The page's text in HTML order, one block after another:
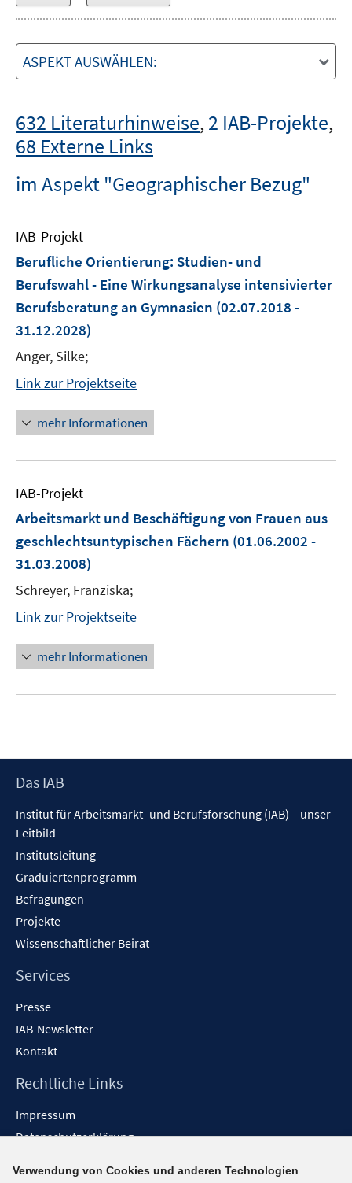
ASPEKT AUSWÄHLEN:
632 Literaturhinweise,2 IAB-Projekte,
68 Externe Links
im Aspekt "Geographischer Bezug"
IAB-Projekt
Berufliche Orientierung: Studien- und
Berufswahl - Eine Wirkungsanalyse intensivierter
Berufsberatung an Gymnasien (02.07.2018 -
31.12.2028)
Anger, Silke;
Link zur Projektseite
mehr Informationen
IAB-Projekt
Arbeitsmarkt und Beschäftigung von Frauen aus
geschlechtsuntypischen Fächern (01.06.2002 -
31.03.2008)
Schreyer, Franziska;
Link zur Projektseite
mehr Informationen
Footer
Das IAB
Institut für Arbeitsmarkt- und Berufsforschung (IAB) – unser
Leitbild
Institutsleitung
Graduiertenprogramm
Befragungen
Projekte
Wissenschaftlicher Beirat
Services
Presse
IAB-Newsletter
Kontakt
Rechtliche Links
Impressum
Datenschutzerklärung
Verwendung von Cookies und anderen Technologien